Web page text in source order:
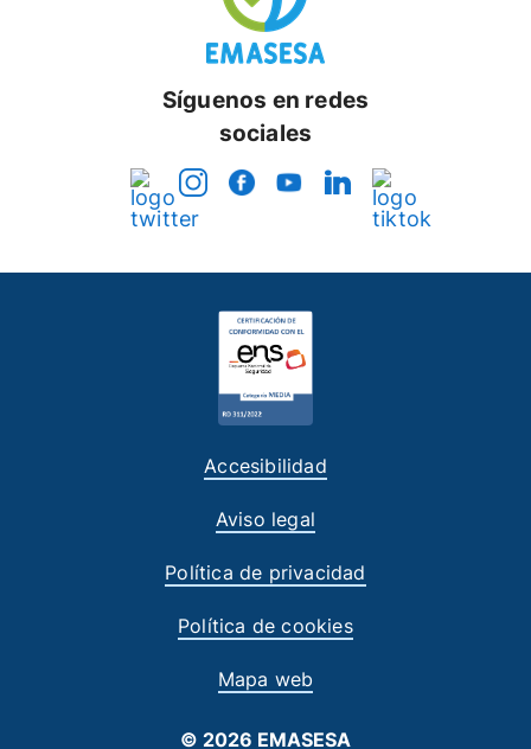
Síguenos en redes
sociales
Accesibilidad
Aviso legal
Política de privacidad
Política de cookies
Mapa web
© 2026 EMASESA